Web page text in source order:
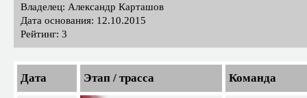
Владелец: Александр Карташов
Дата основания: 12.10.2015
Рейтинг: 3
Дата Этап / трасса Команда